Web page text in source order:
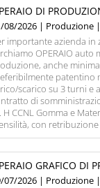
DI
08/2026 | Produzione
importante azienda in
OPERAIO
anche
patentino
scarico su 3 turni e
di
H CCNL Gomma e
con
GRAFICO DI
07/2026 | Produzione